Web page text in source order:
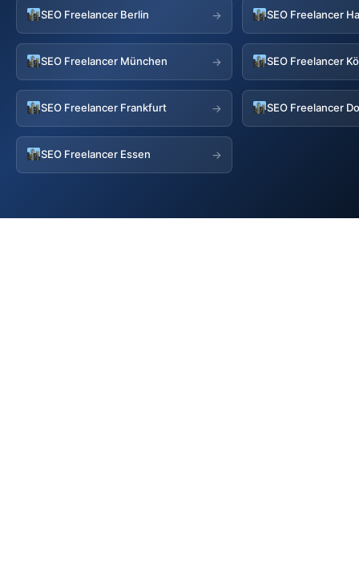
SEO Freelancer Berlin → SEO Freelancer
SEO Freelancer München → SEO Freelancer
SEO Freelancer Frankfurt → SEO Freelancer
SEO Freelancer Essen →